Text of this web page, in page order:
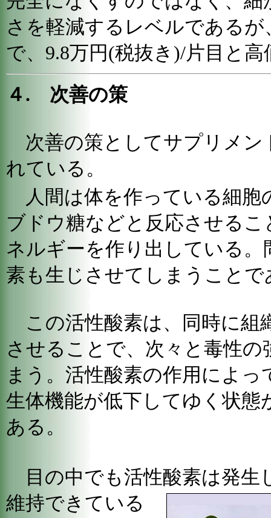
さを軽減するレベルである
で、9.8万円(税抜き)/片目と
４. 次善の策
次善の策としてサプリメン
れている。
人間は体を作っている細胞
ブドウ糖などと反応させる
ネルギーを作り出している
素も生じさせてしまうことで
この活性酸素は、同時に組
させることで、次々と毒性
まう。活性酸素の作用によ
生体機能が低下してゆく状態
ある。
目の中でも活性酸素は発生
維持できて いる